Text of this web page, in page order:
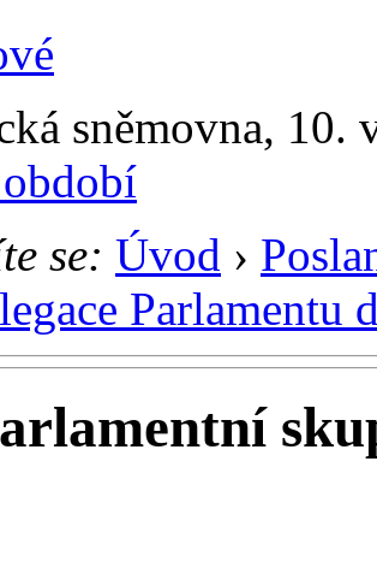
sněmovna,
se: Úvod ›